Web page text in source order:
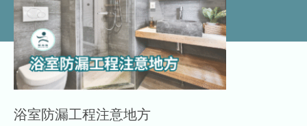
浴室防漏工程注意地方